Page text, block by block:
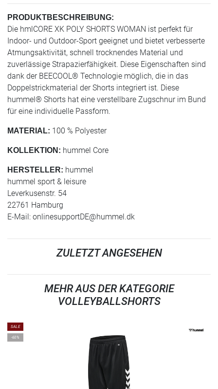
PRODUKTBESCHREIBUNG:
Die hmlCORE XK POLY SHORTS WOMAN ist perfekt für
Indoor- und Outdoor-Sport geeignet und bietet verbesserte
Atmungsaktivität, schnell trocknendes Material und
zuverlässige Strapazierfähigkeit. Diese Eigenschaften sind
dank der BEECOOL® Technologie möglich, die in das
Doppelstrickmaterial der Shorts integriert ist. Diese
hummel® Shorts hat eine verstellbare Zugschnur im Bund
für eine individuelle Passform.
MATERIAL: 100 % Polyester
KOLLEKTION: hummel Core
HERSTELLER: hummel
hummel sport & leisure
Leverkusenstr. 54
22761 Hamburg
E-Mail: onlinesupportDE@hummel.dk
ZULETZT ANGESEHEN
MEHR AUS DER KATEGORIE
VOLLEYBALLSHORTS
SALE
-60%